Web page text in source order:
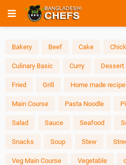
Bakery Beef Cake
Culinary Basic Curry Dessert
Fried Grill Home made recipe
Main Course Pasta Noodle
Salad Sauce Seafood
Snacks Soup Stew
Veg Main Course Vegetable